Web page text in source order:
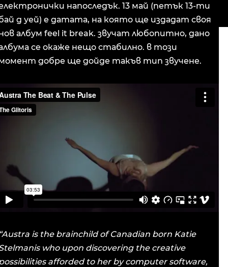
напоследък. 13 май (петък 13-ти
д уей) е датата, на която ще издадат своя
албум feel it break. звучат любопитно, дано
се окаже нещо стабилно. в този
добре ще дойде такъв тип звучене.
is the brainchild of Canadian born Katie
who upon discovering the creative
afforded to her by computer software,